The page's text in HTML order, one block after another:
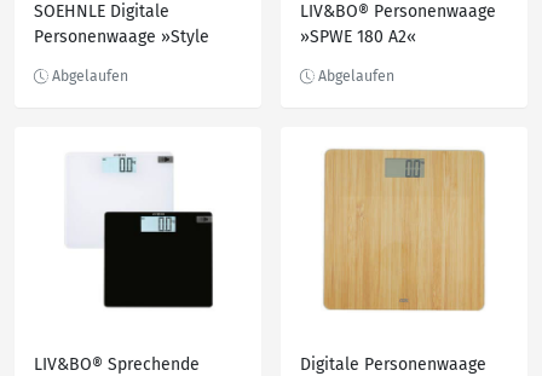
SOEHNLE Digitale
Personenwaage »Style
LIV&BO® Personenwaage
»SPWE 180 A2«
LIV&BO® Sprechende
Digitale Personenwaage